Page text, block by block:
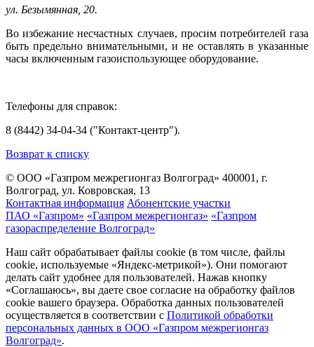
ул. Безымянная, 20.
Во избежание несчастных случаев, просим потребителей газа
быть предельно внимательными, и не оставлять в указанные
часы включенным газоиспользующее оборудование.
Телефоны для справок:
8 (8442) 34-04-34 ("Контакт-центр").
Возврат к списку
© ООО «Газпром межрегионгаз Волгоград» 400001, г.
Волгоград, ул. Ковровская, 13
Контактная информация Абонентские участки
ПАО «Газпром» «Газпром межрегионгаз» «Газпром
газораспределение Волгоград»
Наш сайт обрабатывает файлы cookie (в том числе, файлы
cookie, используемые «Яндекс-метрикой»). Они помогают
делать сайт удобнее для пользователей. Нажав кнопку
«Соглашаюсь», вы даете свое согласие на обработку файлов
cookie вашего браузера. Обработка данных пользователей
осуществляется в соответствии с Политикой обработки
персональных данных в ООО «Газпром межрегионгаз
Волгоград».